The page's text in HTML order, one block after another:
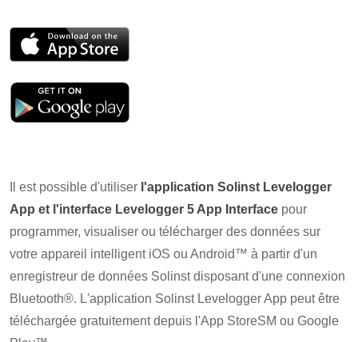
Il est possible d'utiliser l'application Solinst Levelogger
App et l'interface Levelogger 5 App Interface pour
programmer, visualiser ou télécharger des données sur
votre appareil intelligent iOS ou Android™ à partir d'un
enregistreur de données Solinst disposant d'une connexion
Bluetooth®. L'application Solinst Levelogger App peut être
téléchargée gratuitement depuis l'App StoreSM ou Google